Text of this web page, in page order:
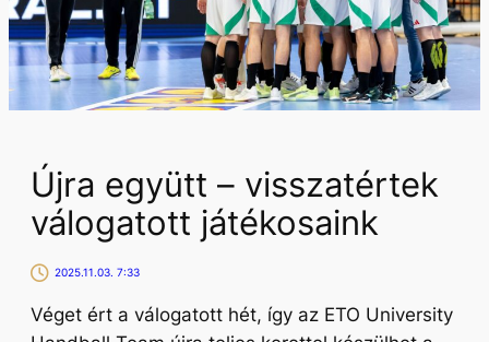
Újra együtt – visszatértek
válogatott játékosaink
2025.11.03. 7:33
Véget ért a válogatott hét, így az ETO University